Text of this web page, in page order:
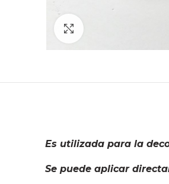
Es utilizada para la
Se puede aplicar